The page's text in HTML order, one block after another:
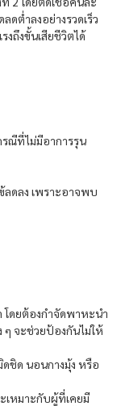
ลดต่ำลงอย่างรวดเร็ว
งถึงขั้นเสียชีวิตได้
รณีที่ไม่มีอาการรุน
ลดลง เพราะอาจพบ
ดยต้องกำจัดพาหะนำ
ๆ จะช่วยป้องกันไม่ให้
ดชิด นอนกางมุ้ง หรือ
เหมาะกับผู้ที่เคยมี